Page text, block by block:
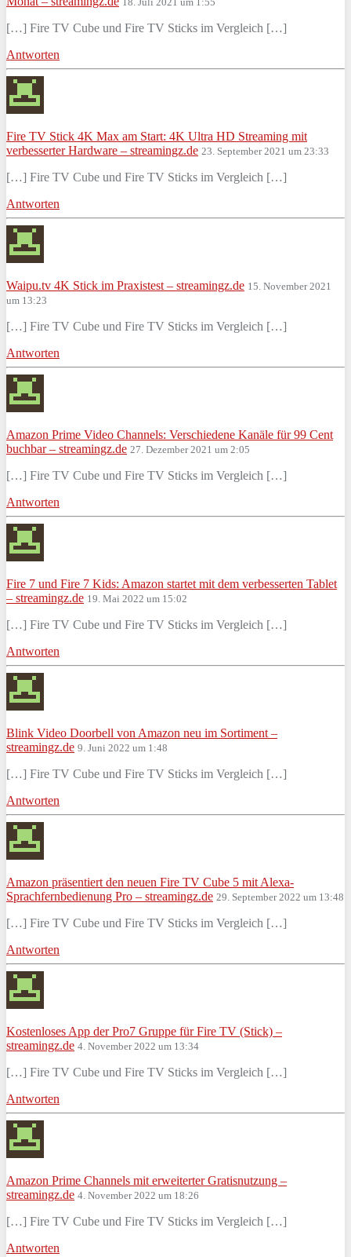
[…] Fire TV Cube und Fire TV Sticks im Vergleich […]
Antworten
Fire TV Stick 4K Max am Start: 4K Ultra HD Streaming mit
verbesserter Hardware – streamingz.de 23. September 2021 um 23:33
[…] Fire TV Cube und Fire TV Sticks im Vergleich […]
Antworten
Waipu.tv 4K Stick im Praxistest – streamingz.de 15. November 2021
um 13:23
[…] Fire TV Cube und Fire TV Sticks im Vergleich […]
Antworten
Amazon Prime Video Channels: Verschiedene Kanäle für 99 Cent
buchbar – streamingz.de 27. Dezember 2021 um 2:05
[…] Fire TV Cube und Fire TV Sticks im Vergleich […]
Antworten
Fire 7 und Fire 7 Kids: Amazon startet mit dem verbesserten Tablet
– streamingz.de 19. Mai 2022 um 15:02
[…] Fire TV Cube und Fire TV Sticks im Vergleich […]
Antworten
Blink Video Doorbell von Amazon neu im Sortiment –
streamingz.de 9. Juni 2022 um 1:48
[…] Fire TV Cube und Fire TV Sticks im Vergleich […]
Antworten
Amazon präsentiert den neuen Fire TV Cube 5 mit Alexa-
Sprachfernbedienung Pro – streamingz.de 29. September 2022 um 13:48
[…] Fire TV Cube und Fire TV Sticks im Vergleich […]
Antworten
Kostenloses App der Pro7 Gruppe für Fire TV (Stick) –
streamingz.de 4. November 2022 um 13:34
[…] Fire TV Cube und Fire TV Sticks im Vergleich […]
Antworten
Amazon Prime Channels mit erweiterter Gratisnutzung –
streamingz.de 4. November 2022 um 18:26
[…] Fire TV Cube und Fire TV Sticks im Vergleich […]
Antworten